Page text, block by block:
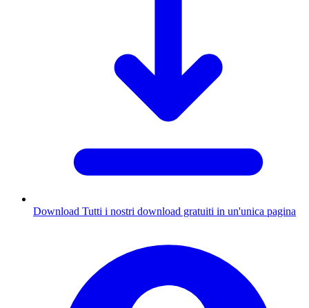
Download Tutti i nostri download gratuiti in un'unica pagina